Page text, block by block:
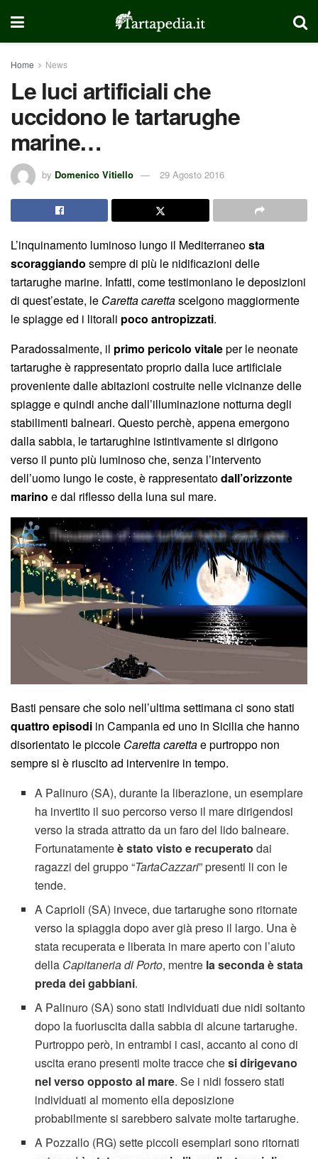
Home News
Le luci artificiali che
uccidono le tartarughe
marine…
by Domenico Vitiello 29 Agosto 2016
L’inquinamento luminoso lungo il Mediterraneosta
scoraggiando sempre di più le nidificazioni delle
tartarughe marine. Infatti, come testimoniano le deposizioni
di quest’estate, le Caretta carettascelgono maggiormente
le spiagge ed i litorali poco antropizzati.
Paradossalmente, il primo pericolo vitaleper le neonate
tartarughe è rappresentato proprio dalla luce artificiale
proveniente dalle abitazioni costruite nelle vicinanze delle
spiagge e quindi anche dall’illuminazione notturna degli
stabilimenti balneari. Questo perchè, appena emergono
dalla sabbia, le tartarughine istintivamente si dirigono
verso il punto più luminoso che, senza l’intervento
dell’uomo lungo le coste, è rappresentatodall’orizzonte
marino e dal riflesso della luna sul mare.
Basti pensare che solo nell’ultima settimana ci sono stati
quattro episodi in Campania ed uno in Sicilia che hanno
disorientato le piccole Caretta carettae purtroppo non
sempre si è riuscito ad intervenire in tempo.
A Palinuro (SA), durante la liberazione, un esemplare
ha invertito il suo percorso verso il mare dirigendosi
verso la strada attratto da un faro del lido balneare.
Fortunatamenteè stato visto e recuperato dai
ragazzi del gruppo “TartaCazzari” presenti li con le
tende.
A Caprioli (SA) invece, due tartarughe sono ritornate
verso la spiaggia dopo aver già preso il largo. Una è
stata recuperata e liberata in mare aperto con l’aiuto
della Capitaneria di Porto, mentre la seconda è stata
preda dei gabbiani.
A Palinuro (SA) sono stati individuati due nidi soltanto
dopo la fuoriuscita dalla sabbia di alcune tartarughe.
Purtroppo però, in entrambi i casi, accanto al cono di
uscita erano presenti molte tracce chesi dirigevano
nel verso opposto al mare. Se i nidi fossero stati
individuati al momento ella deposizione
probabilmente si sarebbero salvate molte tartarughe.
A Pozzallo (RG) sette piccoli esemplari sono ritornati